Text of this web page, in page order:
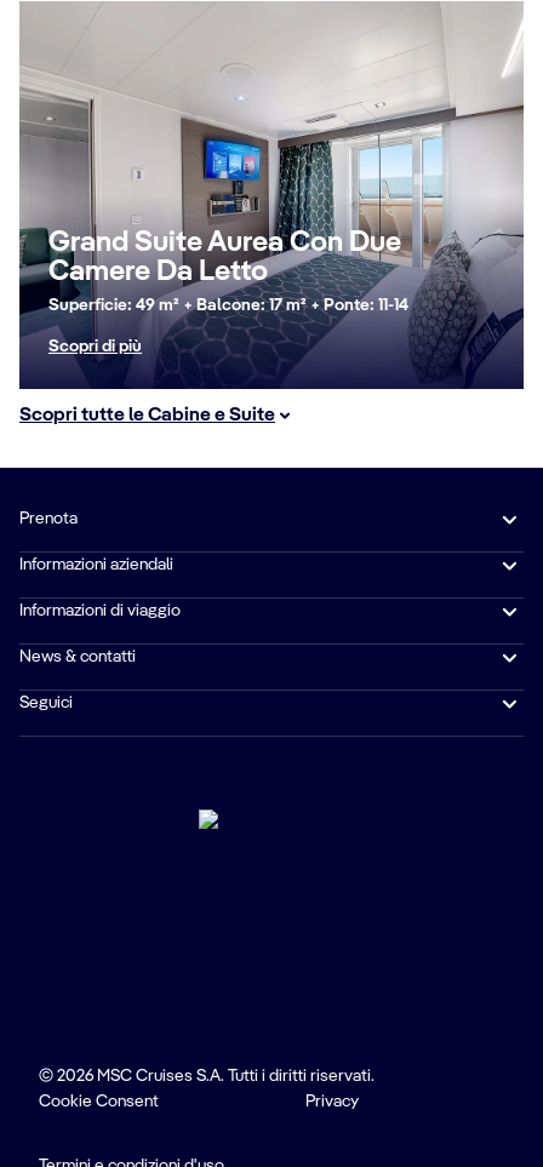
Grand Suite Aurea Con Due
Camere Da Letto
Superficie: 49 m² + Balcone: 17 m² + Ponte: 11-14
Scopri di più
Scopri tutte le Cabine e Suite
Prenota
Informazioni aziendali
Informazioni di viaggio
News & contatti
Seguici
© 2026 MSC Cruises S.A. Tutti i diritti riservati.
Cookie Consent
Privacy